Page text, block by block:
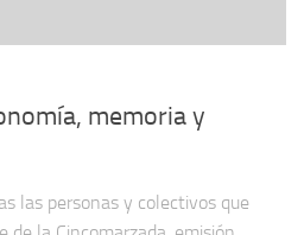
memoria y
las personas y colectivos que